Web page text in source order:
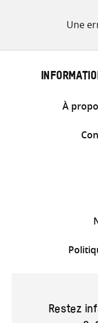
Une
À
Restez